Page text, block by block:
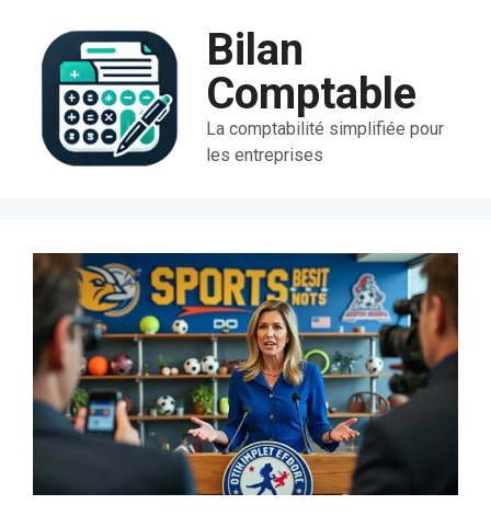
contenu
Bilan
Comptable
La comptabilité simplifiée pour
les entreprises